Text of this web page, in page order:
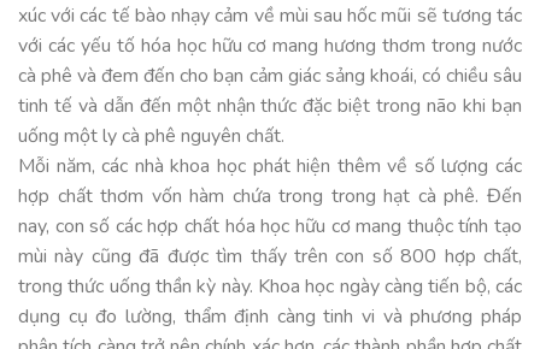
xúc với các tế bào nhạy cảm về mùi sau hốc mũi sẽ tương tác
với các yếu tố hóa học hữu cơ mang hương thơm trong nước
cà phê và đem đến cho bạn cảm giác sảng khoái, có chiều sâu
tinh tế và dẫn đến một nhận thức đặc biệt trong não khi bạn
uống một ly cà phê nguyên chất.
Mỗi năm, các nhà khoa học phát hiện thêm về số lượng các
hợp chất thơm vốn hàm chứa trong trong hạt cà phê. Đến
nay, con số các hợp chất hóa học hữu cơ mang thuộc tính tạo
mùi này cũng đã được tìm thấy trên con số 800 hợp chất,
trong thức uống thần kỳ này. Khoa học ngày càng tiến bộ, các
dụng cụ đo lường, thẩm định càng tinh vi và phương pháp